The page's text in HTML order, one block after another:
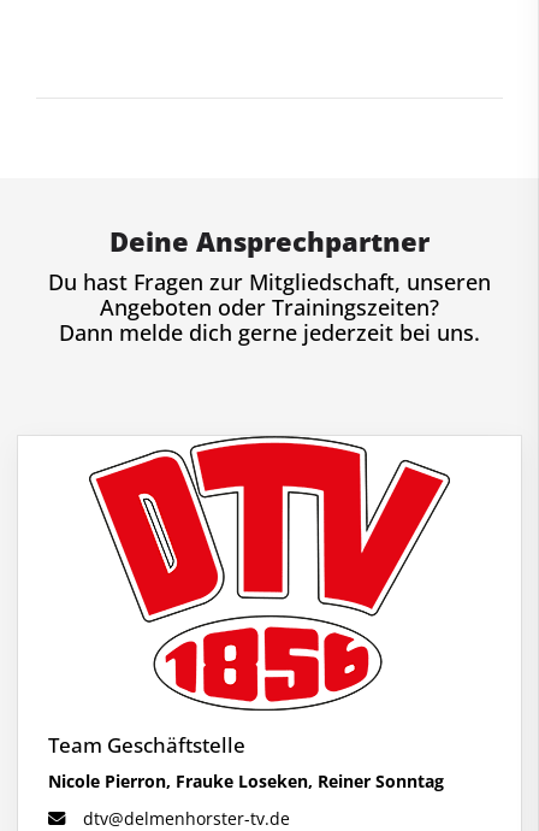
Deine Ansprechpartner
Du hast Fragen zur Mitgliedschaft, unseren
Angeboten oder Trainingszeiten?
Dann melde dich gerne jederzeit bei uns.
Team Geschäftstelle
Nicole Pierron, Frauke Loseken, Reiner Sonntag
dtv@delmenhorster-tv.de